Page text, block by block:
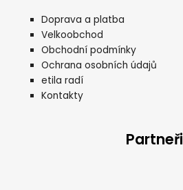
Doprava a platba
Velkoobchod
Obchodní podmínky
Ochrana osobních údajů
etila radí
Kontakty
Partneři